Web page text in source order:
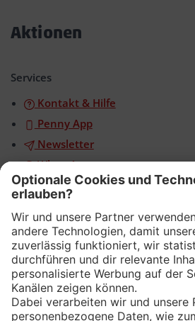
Aktionen
Services
Kontakt & Hilfe
Penny App
Newsletter
WhatsApp
App